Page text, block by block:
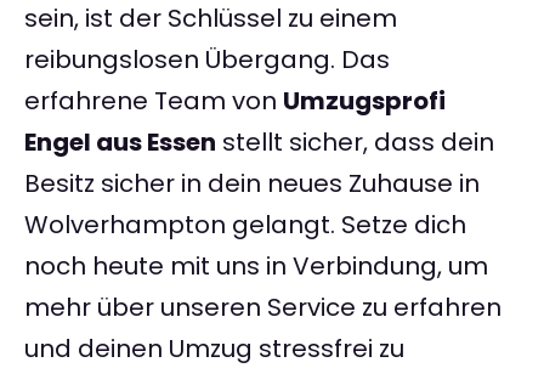
sein, ist der Schlüssel zu einem
reibungslosen Übergang. Das
erfahrene Team von Umzugsprofi
Engel aus Essen stellt sicher, dass dein
Besitz sicher in dein neues Zuhause in
Wolverhampton gelangt. Setze dich
noch heute mit uns in Verbindung, um
mehr über unseren Service zu erfahren
und deinen Umzug stressfrei zu